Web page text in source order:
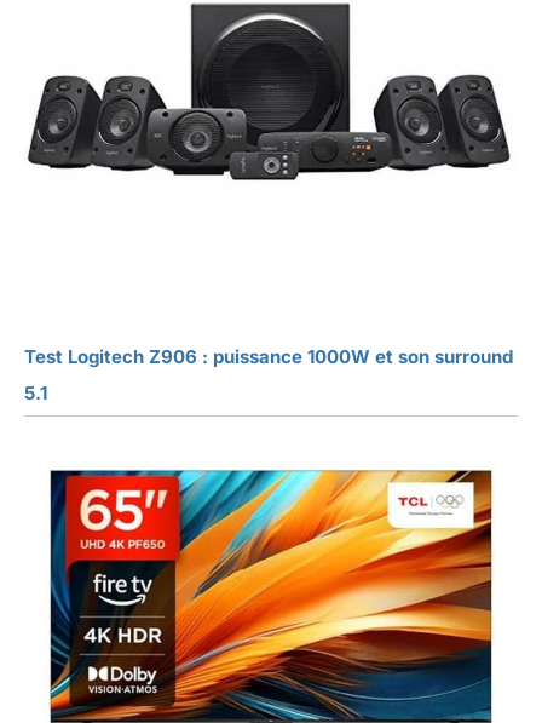
Test Logitech Z906 : puissance 1000W et son surround
5.1